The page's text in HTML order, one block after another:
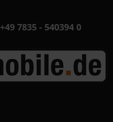
+49 7835 - 540394 0